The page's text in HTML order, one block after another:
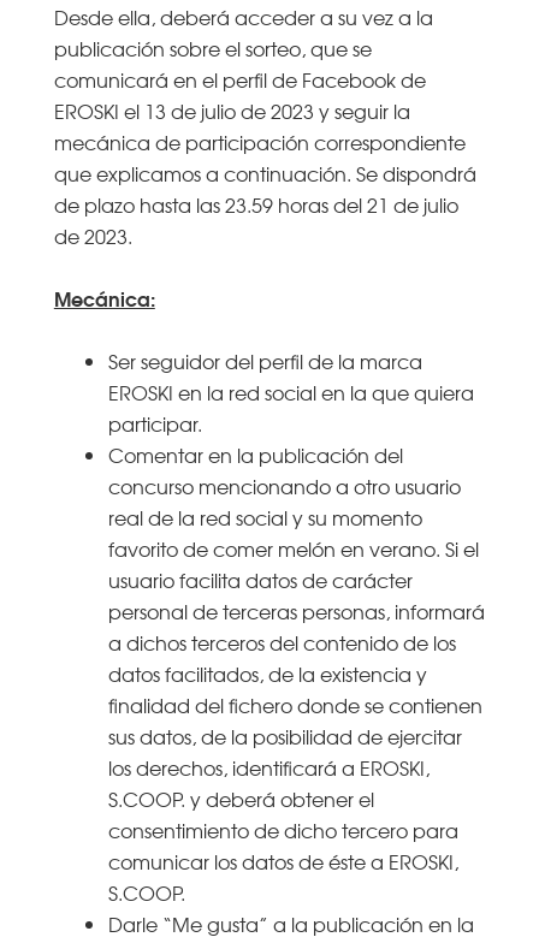
Desde ella, deberá acceder a su vez a la
publicación sobre el sorteo, que se
comunicará en el perfil de Facebook de
EROSKI el 13 de julio de 2023 y seguir la
mecánica de participación correspondiente
que explicamos a continuación. Se dispondrá
de plazo hasta las 23.59 horas del 21 de julio
de 2023.
Mecánica:
Ser seguidor del perfil de la marca
EROSKI en la red social en la que quiera
participar.
Comentar en la publicación del
concurso mencionando a otro usuario
real de la red social y su momento
favorito de comer melón en verano. Si el
usuario facilita datos de carácter
personal de terceras personas, informará
a dichos terceros del contenido de los
datos facilitados, de la existencia y
finalidad del fichero donde se contienen
sus datos, de la posibilidad de ejercitar
los derechos, identificará a EROSKI,
S.COOP. y deberá obtener el
consentimiento de dicho tercero para
comunicar los datos de éste a EROSKI,
S.COOP.
Darle “Me gusta” a la publicación en la